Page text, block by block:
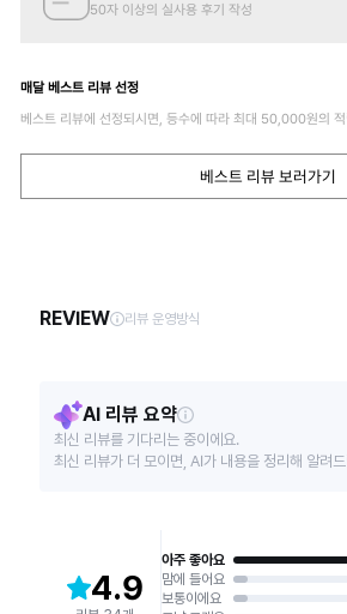
50자 이상의 실사용 후기 작성
매달 베스트 리뷰 선정
베스트 리뷰에 선정되시면, 등수에 따라 최대 50,000원의
베스트 리뷰 보러가기